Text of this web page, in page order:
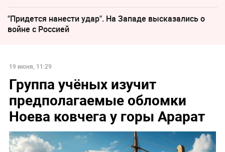
"Придется нанести удар". На Западе высказались о
войне с Россией
19 июня, 11:29
Группа учёных изучит
предполагаемые обломки
Ноева ковчега у горы Арарат